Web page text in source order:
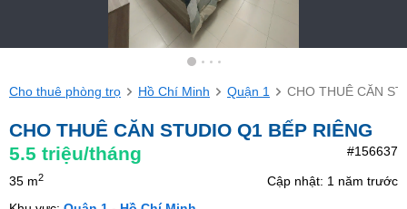
Cho thuê phòng trọ Hồ Chí Minh Quận 1 CHO THUÊ CĂN
CHO THUÊ CĂN STUDIO Q1 BẾP RIÊNG
5.5 triệu/tháng #156637
35 m2
Cập nhật: 1 năm trước